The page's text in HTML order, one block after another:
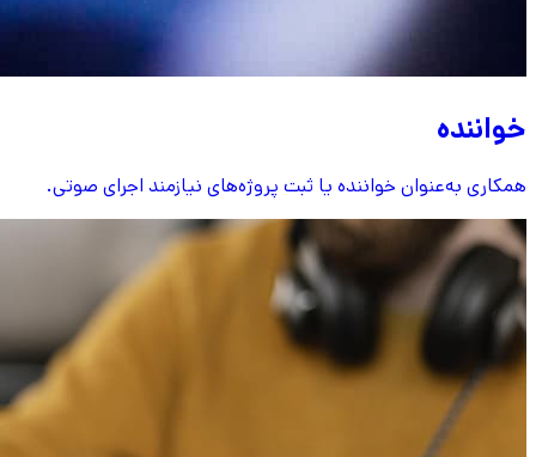
خواننده
همکاری به‌عنوان خواننده یا ثبت پروژه‌های نیازمند اجرای صوتی.